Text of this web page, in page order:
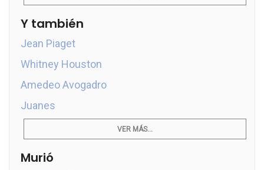
Y también
Jean Piaget
Whitney Houston
Amedeo Avogadro
Juanes
VER MÁS...
Murió